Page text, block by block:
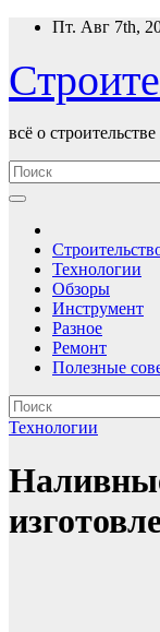
Перейти
содержимому
Пт. Авг 7th,
всё о
Технологии
Обзоры
Инструмент
Разное
Ремонт
Полезные
Технологии